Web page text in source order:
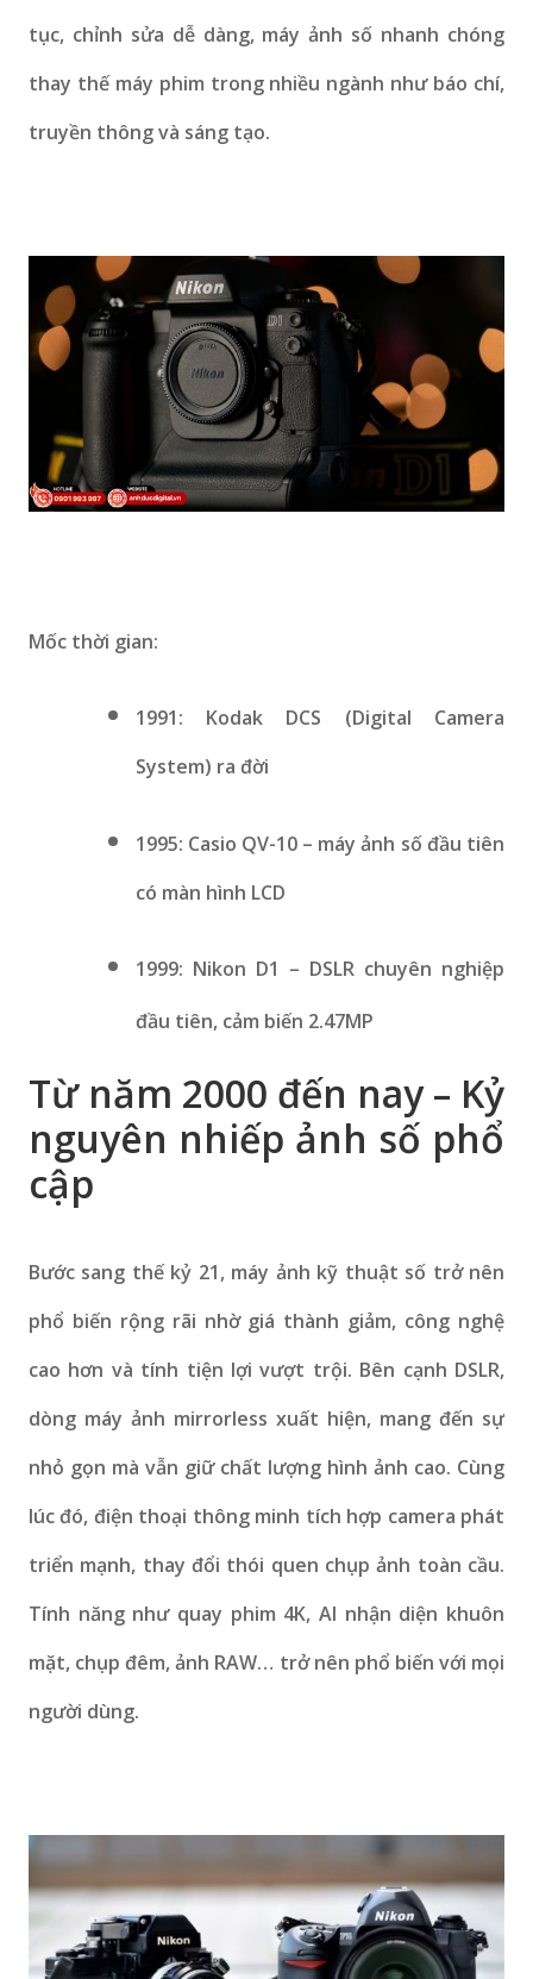
tục, chỉnh sửa dễ dàng, máy ảnh số nhanh chóng
thay thế máy phim trong nhiều ngành như báo chí,
truyền thông và sáng tạo.
Mốc thời gian:
1991: Kodak DCS (Digital Camera
System) ra đời
1995: Casio QV-10 – máy ảnh số đầu tiên
có màn hình LCD
1999: Nikon D1 – DSLR chuyên nghiệp
đầu tiên, cảm biến 2.47MP
Từ năm 2000 đến nay – Kỷ
nguyên nhiếp ảnh số phổ
cập
Bước sang thế kỷ 21, máy ảnh kỹ thuật số trở nên
phổ biến rộng rãi nhờ giá thành giảm, công nghệ
cao hơn và tính tiện lợi vượt trội. Bên cạnh DSLR,
dòng máy ảnh mirrorless xuất hiện, mang đến sự
nhỏ gọn mà vẫn giữ chất lượng hình ảnh cao. Cùng
lúc đó, điện thoại thông minh tích hợp camera phát
triển mạnh, thay đổi thói quen chụp ảnh toàn cầu.
Tính năng như quay phim 4K, AI nhận diện khuôn
mặt, chụp đêm, ảnh RAW… trở nên phổ biến với mọi
người dùng.